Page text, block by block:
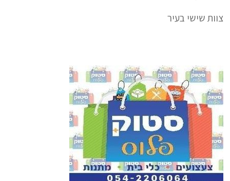
צוות שישי בעיר